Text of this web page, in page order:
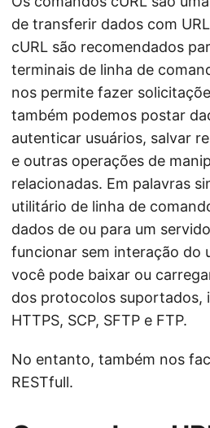
de transferir dados com
cURL são recomendados
terminais de linha de
nos permite fazer
também podemos postar
autenticar usuários, salvar
e outras operações de
relacionadas. Em palavras
utilitário de linha de
dados de ou para um
funcionar sem interação do
você pode baixar ou
dos protocolos suportados,
HTTPS, SCP, SFTP e FTP.
No entanto, também nos
RESTfull.